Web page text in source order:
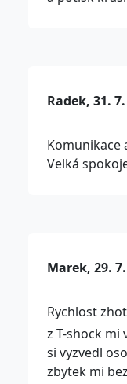
Radek, 31.
Komunikace
Velká
Marek, 29.
Rychlost
z T-shock mi
si vyzvedl
zbytek mi